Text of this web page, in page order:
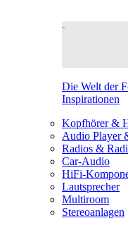
Die Welt der
Inspirationen
Kopfhörer &
Audio Player
Radios &
Car-Audio
HiFi-
Lautsprecher
Multiroom
Stereoanlagen